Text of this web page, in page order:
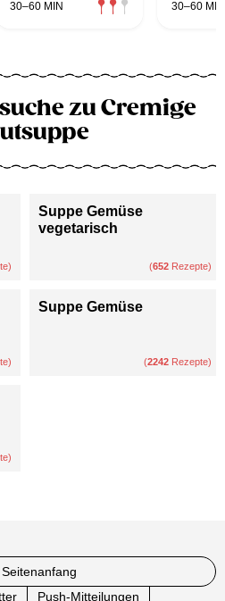
30–60 MIN 30–60 MIN
zu Cremige
Suppe Gemüse
vegetarisch
(652 Rezepte)
Suppe Gemüse
(2242 Rezepte)
Push-Mitteilungen